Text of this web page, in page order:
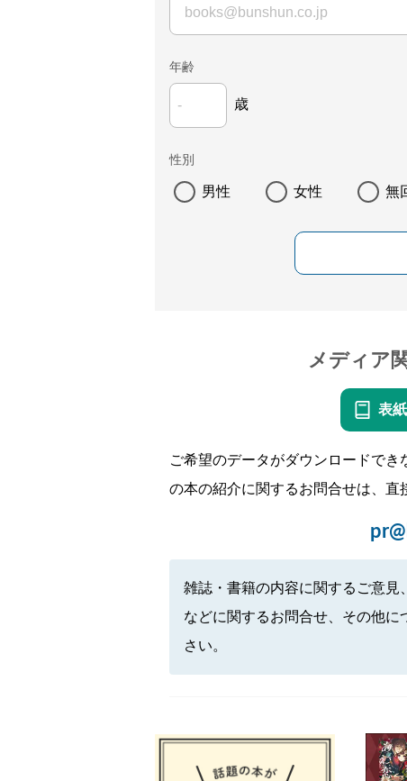
年齢
歳
性別
男性 女性 無
メディア
表
ご希望のデータがダウンロードで
の本の紹介に関するお問合せは、直
雑誌・書籍の内容に関するご意見
などに関するお問合せ、その他に
さい。